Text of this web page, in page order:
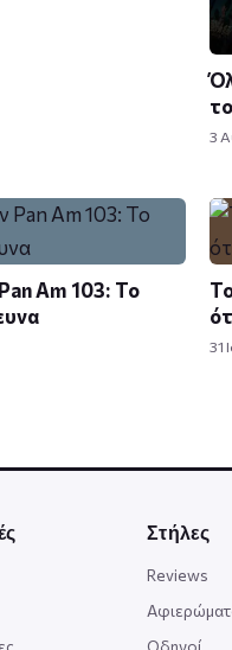
3
Am 103: Το
31
Στήλες
Reviews
Οδηγοί